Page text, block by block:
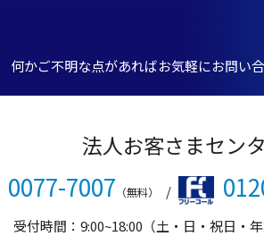
何かご不明な点があればお気軽にお問い
法人お客さまセン
0077-7007 （無料） /
受付時間：9:00~18:00（土・日・祝日・年